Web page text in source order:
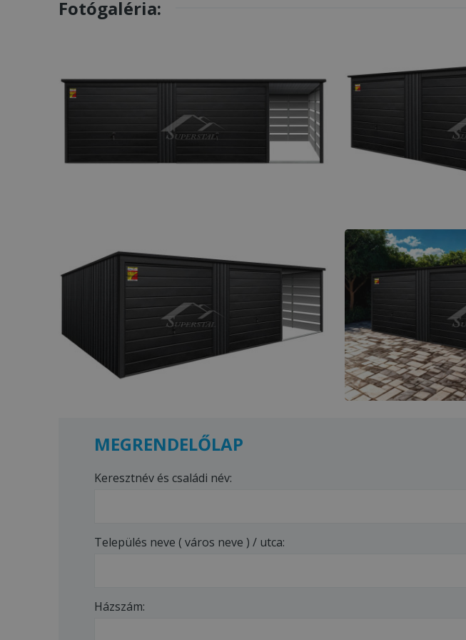
Fotógaléria:
MEGRENDELŐLAP
Keresztnév és családi név:
Település neve ( város neve ) / utca:
Házszám: